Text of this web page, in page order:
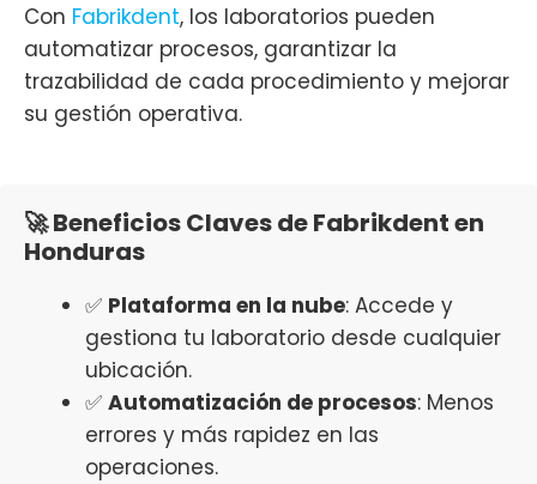
Con Fabrikdent, los laboratorios pueden
automatizar procesos, garantizar la
trazabilidad de cada procedimiento y mejorar
su gestión operativa.
🚀 Beneficios Claves de Fabrikdent en
Honduras
✅ Plataforma en la nube: Accede y
gestiona tu laboratorio desde cualquier
ubicación.
✅ Automatización de procesos: Menos
errores y más rapidez en las
operaciones.